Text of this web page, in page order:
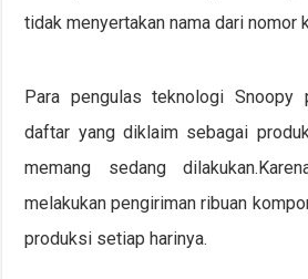
tidak menyertakan nama dari nomor
Para pengulas teknologi Snoopy
daftar yang diklaim sebagai
memang sedang
melakukan pengiriman ribuan
produksi setiap harinya.